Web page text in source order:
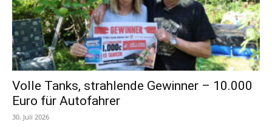
Volle Tanks, strahlende Gewinner – 10.000
Euro für Autofahrer
30. Juli 2026